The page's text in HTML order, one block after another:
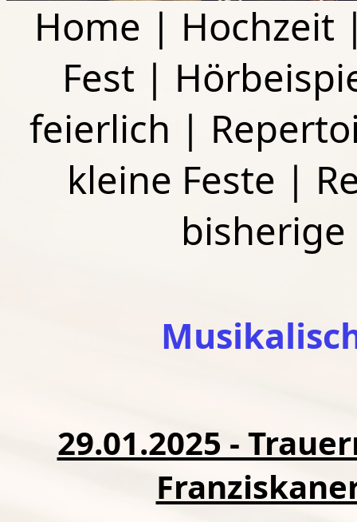
Home | Hochzeit
Fest |
feierlich |
kleine Feste |
29.01.2025 -